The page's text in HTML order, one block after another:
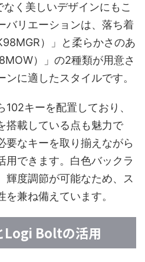
く美しいデザインにもこ
バリエーションは、落ち着
）」と柔らかさのあ
）」の2種類が用意さ
に適したスタイルです。
キーを配置しており、
搭載している点も魅力で
要なキーを取り揃えながら
用できます。白色バックラ
輝度調節が可能なため、ス
兼ね備えています。
Logi Boltの活用